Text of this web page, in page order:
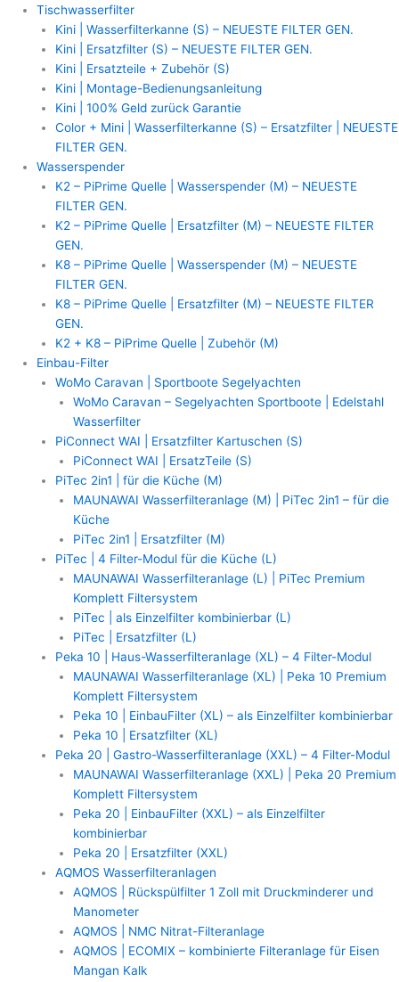
Zum
springen
Tischwasserfilter
Kini | Wasserfilterkanne (S) – NEUESTE FILTER GEN.
Kini | Ersatzfilter (S) – NEUESTE FILTER GEN.
Kini | Ersatzteile + Zubehör (S)
Kini | Montage-Bedienungsanleitung
Kini | 100% Geld zurück Garantie
Color + Mini | Wasserfilterkanne (S) – Ersatzfilter | NEUESTE
FILTER GEN.
Wasserspender
K2 – PiPrime Quelle | Wasserspender (M) – NEUESTE
FILTER GEN.
K2 – PiPrime Quelle | Ersatzfilter (M) – NEUESTE FILTER
GEN.
K8 – PiPrime Quelle | Wasserspender (M) – NEUESTE
FILTER GEN.
K8 – PiPrime Quelle | Ersatzfilter (M) – NEUESTE FILTER
GEN.
K2 + K8 – PiPrime Quelle | Zubehör (M)
Einbau-Filter
WoMo Caravan | Sportboote Segelyachten
WoMo Caravan – Segelyachten Sportboote | Edelstahl
Wasserfilter
PiConnect WAI | Ersatzfilter Kartuschen (S)
PiConnect WAI | ErsatzTeile (S)
PiTec 2in1 | für die Küche (M)
MAUNAWAI Wasserfilteranlage (M) | PiTec 2in1 – für die
Küche
PiTec 2in1 | Ersatzfilter (M)
PiTec | 4 Filter-Modul für die Küche (L)
MAUNAWAI Wasserfilteranlage (L) | PiTec Premium
Komplett Filtersystem
PiTec | als Einzelfilter kombinierbar (L)
PiTec | Ersatzfilter (L)
Peka 10 | Haus-Wasserfilteranlage (XL) – 4 Filter-Modul
MAUNAWAI Wasserfilteranlage (XL) | Peka 10 Premium
Komplett Filtersystem
Peka 10 | EinbauFilter (XL) – als Einzelfilter kombinierbar
Peka 10 | Ersatzfilter (XL)
Peka 20 | Gastro-Wasserfilteranlage (XXL) – 4 Filter-Modul
MAUNAWAI Wasserfilteranlage (XXL) | Peka 20 Premium
Komplett Filtersystem
Peka 20 | EinbauFilter (XXL) – als Einzelfilter
kombinierbar
Peka 20 | Ersatzfilter (XXL)
AQMOS Wasserfilteranlagen
AQMOS | Rückspülfilter 1 Zoll mit Druckminderer und
Manometer
AQMOS | NMC Nitrat-Filteranlage
AQMOS | ECOMIX – kombinierte Filteranlage für Eisen
Mangan Kalk